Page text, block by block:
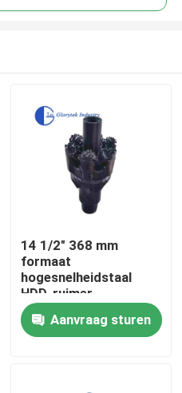
14 1/2" 368 mm
formaat
hogesnelheidstaal
HDD-ruimer
rotsgatopener met
lange levensduur
Aanvraag sturen